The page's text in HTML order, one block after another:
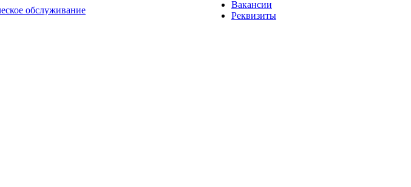
обслуживание
Вакансии
Реквизиты